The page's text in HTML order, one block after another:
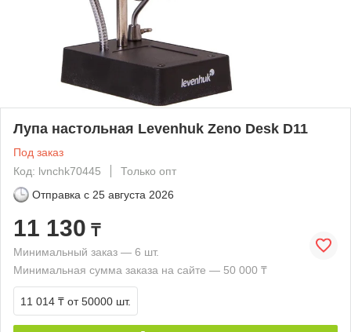
Лупа настольная Levenhuk Zeno Desk D11
Под заказ
Код: lvnchk70445
Только опт
Отправка с 25 августа 2026
11 130 ₸
Минимальный заказ — 6 шт.
Минимальная сумма заказа на сайте — 50 000 ₸
11 014 ₸ от 50000 шт.